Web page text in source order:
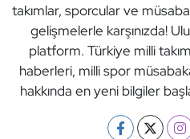
takımlar, sporcular ve
gelişmelerle karşınızda!
platform. Türkiye milli
haberleri, milli spor
hakkında en yeni bilgiler